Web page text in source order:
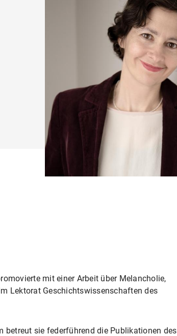
mit einer Arbeit über Melancholie,
Lektorat Geschichtswissenschaften des
betreut sie federführend die Publikationen des